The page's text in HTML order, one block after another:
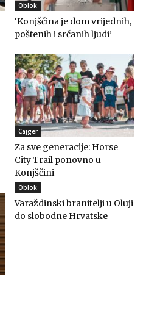
Oblok
‘Konjščina je dom vrijednih,
poštenih i srčanih ljudi’
Cajger
Za sve generacije: Horse
City Trail ponovno u
Konjščini
Oblok
Varaždinski branitelji u Oluji
do slobodne Hrvatske